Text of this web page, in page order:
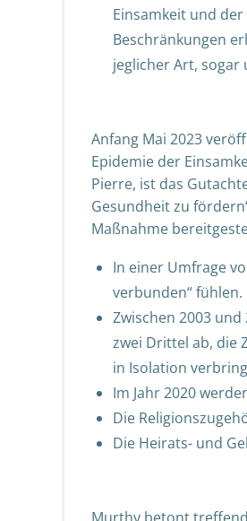
Einsamkeit und
Beschränkungen
jeglicher Art,
Anfang Mai 2023
Epidemie der
Pierre, ist das
Gesundheit zu
Maßnahme
In einer Umfrage
verbunden“ fühlen.
Zwischen 2003
zwei Drittel ab, die
in Isolation
Im Jahr 2020
Die
Die Heirats- und